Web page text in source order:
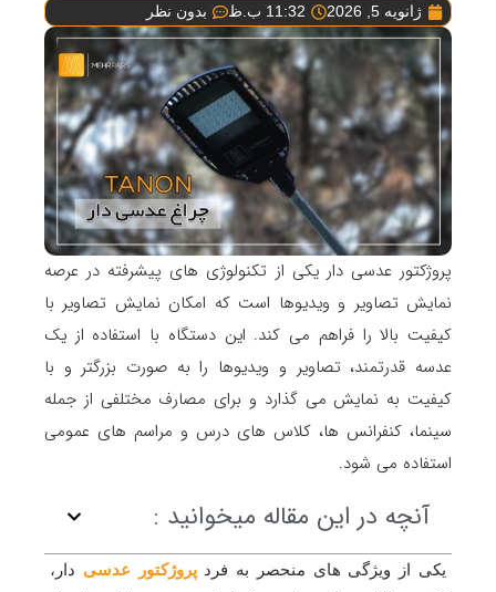
ژانویه 5, 2026 11:32 ب.ظ بدون نظر
پروژکتور عدسی دار یکی از تکنولوژی های پیشرفته در عرصه
نمایش تصاویر و ویدیوها است که امکان نمایش تصاویر با
کیفیت بالا را فراهم می کند. این دستگاه با استفاده از یک
عدسه قدرتمند، تصاویر و ویدیوها را به صورت بزرگتر و با
کیفیت به نمایش می گذارد و برای مصارف مختلفی از جمله
سینما، کنفرانس ها، کلاس های درس و مراسم های عمومی
استفاده می شود.
آنچه در این مقاله میخوانید :
یکی از ویژگی های منحصر به فردپروژکتور عدسی دار،